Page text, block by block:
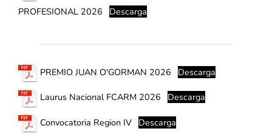
PROFESIONAL 2026
Descarga
PREMIO JUAN O'GORMAN 2026 Descarga
Laurus Nacional FCARM 2026 Descarga
Convocatoria Region IV Descarga